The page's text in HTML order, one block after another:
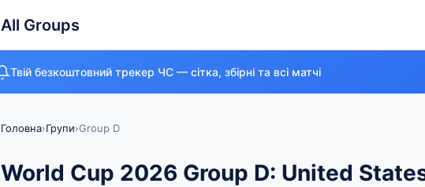
All Groups
Твій безкоштовний трекер ЧС — сітка, збірні та всі матчі
Головна›Групи›Group D
World Cup 2026 Group D: United